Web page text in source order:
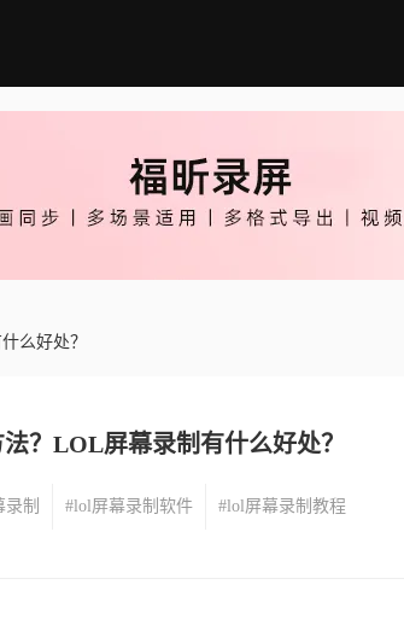
么好处？
？LOL屏幕录制有什么好处？
录制 #lol屏幕录制软件 #lol屏幕录制教程